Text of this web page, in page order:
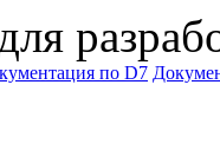
по D7